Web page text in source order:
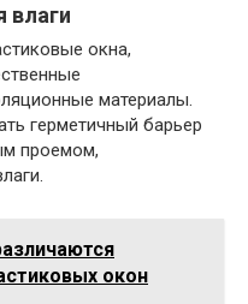
влаги
окна,
материалы.
герметичный барьер
проемом,
окон